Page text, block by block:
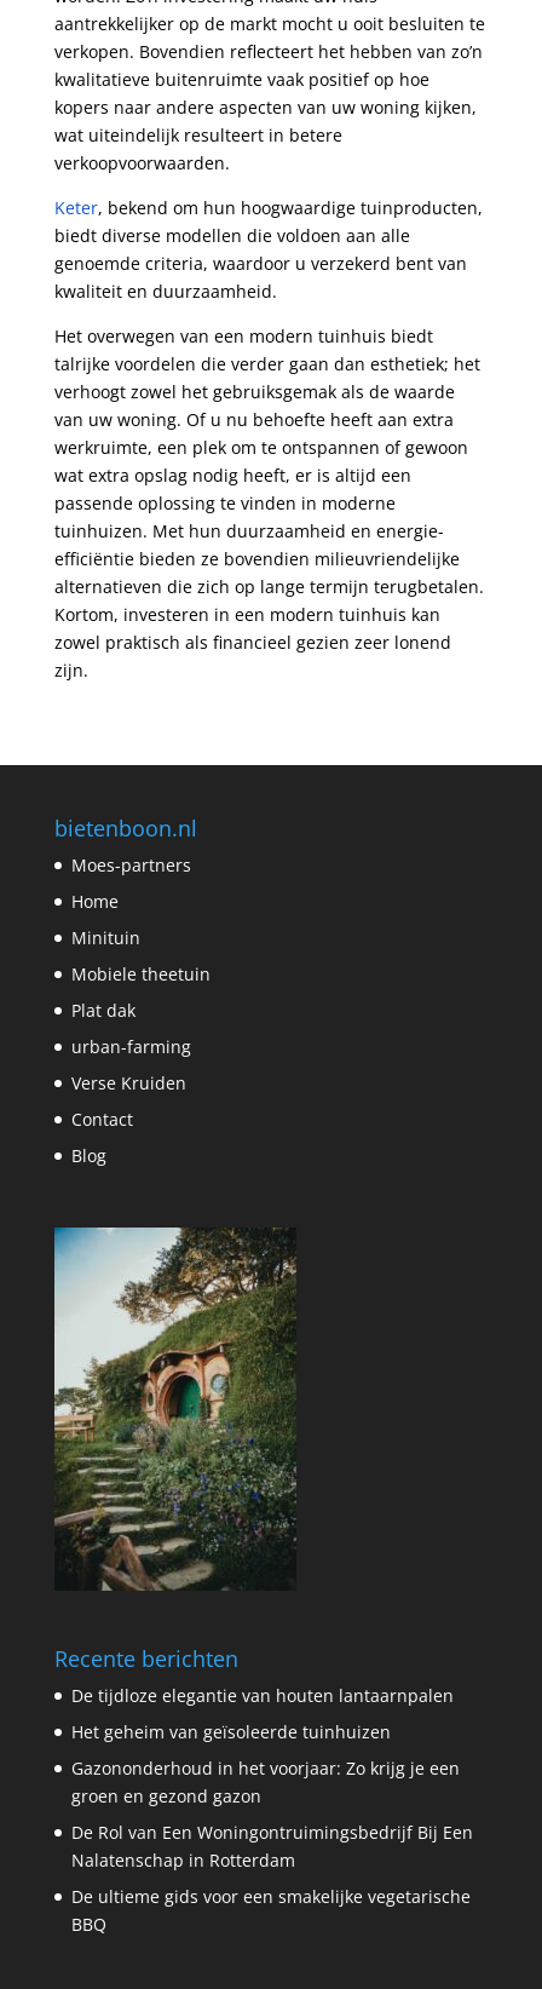
aantrekkelijker op de markt mocht u ooit besluiten te
verkopen. Bovendien reflecteert het hebben van zo’n
kwalitatieve buitenruimte vaak positief op hoe
kopers naar andere aspecten van uw woning kijken,
wat uiteindelijk resulteert in betere
verkoopvoorwaarden.
Keter, bekend om hun hoogwaardige tuinproducten,
biedt diverse modellen die voldoen aan alle
genoemde criteria, waardoor u verzekerd bent van
kwaliteit en duurzaamheid.
Het overwegen van een modern tuinhuis biedt
talrijke voordelen die verder gaan dan esthetiek; het
verhoogt zowel het gebruiksgemak als de waarde
van uw woning. Of u nu behoefte heeft aan extra
werkruimte, een plek om te ontspannen of gewoon
wat extra opslag nodig heeft, er is altijd een
passende oplossing te vinden in moderne
tuinhuizen. Met hun duurzaamheid en energie-
efficiëntie bieden ze bovendien milieuvriendelijke
alternatieven die zich op lange termijn terugbetalen.
Kortom, investeren in een modern tuinhuis kan
zowel praktisch als financieel gezien zeer lonend
zijn.
bietenboon.nl
Moes-partners
Home
Minituin
Mobiele theetuin
Plat dak
urban-farming
Verse Kruiden
Contact
Blog
Recente berichten
De tijdloze elegantie van houten lantaarnpalen
Het geheim van geïsoleerde tuinhuizen
Gazononderhoud in het voorjaar: Zo krijg je een
groen en gezond gazon
De Rol van Een Woningontruimingsbedrijf Bij Een
Nalatenschap in Rotterdam
De ultieme gids voor een smakelijke vegetarische
BBQ